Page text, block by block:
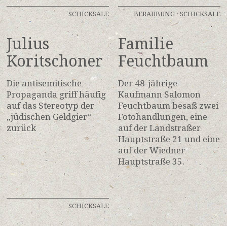
SCHICKSALE
Julius
Koritschoner
Die antisemitische
Propaganda griff häufig
auf das Stereotyp der
„jüdischen Geldgier“
zurück
BERAUBUNG· SCHICKSALE
Familie
Feuchtbaum
Der 48-jährige
Kaufmann Salomon
Feuchtbaum besaß zwei
Fotohandlungen, eine
auf der Landstraßer
Hauptstraße 21 und eine
auf der Wiedner
Hauptstraße 35.
SCHICKSALE